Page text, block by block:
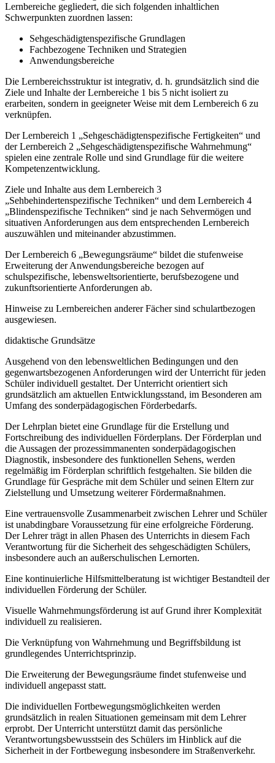
Lernbereiche gegliedert, die sich folgenden inhaltlichen
Schwerpunkten zuordnen lassen:
Sehgeschädigtenspezifische Grundlagen
Fachbezogene Techniken und Strategien
Anwendungsbereiche
Die Lernbereichsstruktur ist integrativ, d. h. grundsätzlich sind die
Ziele und Inhalte der Lernbereiche 1 bis 5 nicht isoliert zu
erarbeiten, sondern in geeigneter Weise mit dem Lernbereich 6 zu
verknüpfen.
Der Lernbereich 1 „Sehgeschädigtenspezifische Fertigkeiten“ und
der Lernbereich 2 „Sehgeschädigtenspezifische Wahrnehmung“
spielen eine zentrale Rolle und sind Grundlage für die weitere
Kompetenzentwicklung.
Ziele und Inhalte aus dem Lernbereich 3
„Sehbehindertenspezifische Techniken“ und dem Lernbereich 4
„Blindenspezifische Techniken“ sind je nach Sehvermögen und
situativen Anforderungen aus dem entsprechenden Lernbereich
auszuwählen und miteinander abzustimmen.
Der Lernbereich 6 „Bewegungsräume“ bildet die stufenweise
Erweiterung der Anwendungsbereiche bezogen auf
schulspezifische, lebensweltsorientierte, berufsbezogene und
zukunftsorientierte Anforderungen ab.
Hinweise zu Lernbereichen anderer Fächer sind schulartbezogen
ausgewiesen.
didaktische Grundsätze
Ausgehend von den lebensweltlichen Bedingungen und den
gegenwartsbezogenen Anforderungen wird der Unterricht für jeden
Schüler individuell gestaltet. Der Unterricht orientiert sich
grundsätzlich am aktuellen Entwicklungsstand, im Besonderen am
Umfang des sonderpädagogischen Förderbedarfs.
Der Lehrplan bietet eine Grundlage für die Erstellung und
Fortschreibung des individuellen Förderplans. Der Förderplan und
die Aussagen der prozessimmanenten sonderpädagogischen
Diagnostik, insbesondere des funktionellen Sehens, werden
regelmäßig im Förderplan schriftlich festgehalten. Sie bilden die
Grundlage für Gespräche mit dem Schüler und seinen Eltern zur
Zielstellung und Umsetzung weiterer Fördermaßnahmen.
Eine vertrauensvolle Zusammenarbeit zwischen Lehrer und Schüler
ist unabdingbare Voraussetzung für eine erfolgreiche Förderung.
Der Lehrer trägt in allen Phasen des Unterrichts in diesem Fach
Verantwortung für die Sicherheit des sehgeschädigten Schülers,
insbesondere auch an außerschulischen Lernorten.
Eine kontinuierliche Hilfsmittelberatung ist wichtiger Bestandteil der
individuellen Förderung der Schüler.
Visuelle Wahrnehmungsförderung ist auf Grund ihrer Komplexität
individuell zu realisieren.
Die Verknüpfung von Wahrnehmung und Begriffsbildung ist
grundlegendes Unterrichtsprinzip.
Die Erweiterung der Bewegungsräume findet stufenweise und
individuell angepasst statt.
Die individuellen Fortbewegungsmöglichkeiten werden
grundsätzlich in realen Situationen gemeinsam mit dem Lehrer
erprobt. Der Unterricht unterstützt damit das persönliche
Verantwortungsbewusstsein des Schülers im Hinblick auf die
Sicherheit in der Fortbewegung insbesondere im Straßenverkehr.